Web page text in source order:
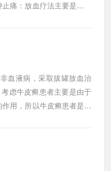
痛：放血疗法主要是采取
血液病，采取拔罐放血治
虑牛皮癣患者主要是由于
用，所以牛皮癣患者是可